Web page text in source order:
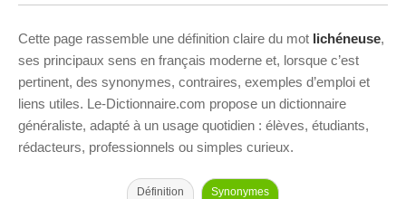
Cette page rassemble une définition claire du mot lichéneuse,
ses principaux sens en français moderne et, lorsque c’est
pertinent, des synonymes, contraires, exemples d’emploi et
liens utiles. Le-Dictionnaire.com propose un dictionnaire
généraliste, adapté à un usage quotidien : élèves, étudiants,
rédacteurs, professionnels ou simples curieux.
Définition Synonymes